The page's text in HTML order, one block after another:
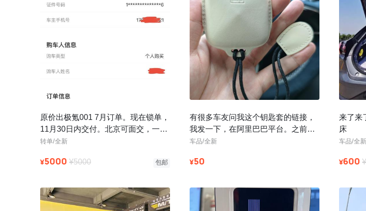
原价出极氪001 7月订单。现在锁单，
11月30日内交付。北京可面交，一对
一协助转单，保证效率和安全
转单/全新
¥5000 ¥5000 包邮
有很多车友问我这个钥匙套的链接，
我发一下，在阿里巴巴平台。之前众
筹过，现在还有部分款式，选代发可
车品/全新
¥50
来了来
床
车品/全新
¥600